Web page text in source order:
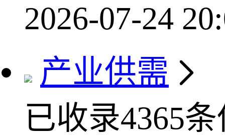
2026-07-24
产业供需
已收录4365